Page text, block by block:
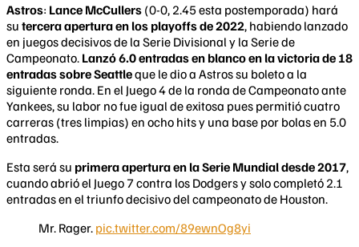
Astros: Lance McCullers (0-0, 2.45 esta postemporada) hará
su tercera apertura en los playoffs de 2022, habiendo lanzado
en juegos decisivos de la Serie Divisional y la Serie de
Campeonato. Lanzó 6.0 entradas en blanco en la victoria de 18
entradas sobre Seattleque le dio a Astros su boleto a la
siguiente ronda. En el Juego 4 de la ronda de Campeonato ante
Yankees, su labor no fue igual de exitosa pues permitió cuatro
carreras (tres limpias) en ocho hits y una base por bolas en 5.0
entradas.
Esta será su primera apertura en la Serie Mundial desde 2017,
cuando abrió el Juego 7 contra los Dodgers y solo completó 2.1
entradas en el triunfo decisivo del campeonato de Houston.
Mr. Rager. pic.twitter.com/89ewnOg8yi